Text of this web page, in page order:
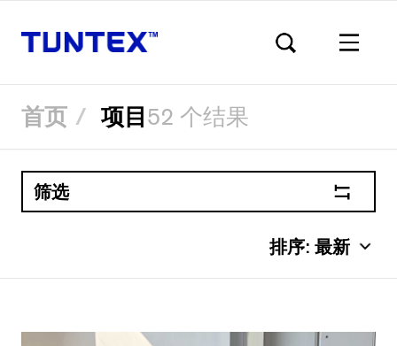
转
首页 项目52 个结果
筛选
排序: 最新